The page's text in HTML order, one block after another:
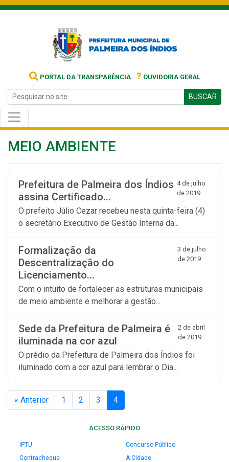
PORTAL DA TRANSPARÊNCIA ? OUVIDORIA GERAL
BUSCAR
MEIO AMBIENTE
Prefeitura de Palmeira dos Índios
assina Certificado...
4 de julho
de 2019
O prefeito Júlio Cezar recebeu nesta quinta-feira (4)
o secretário Executivo de Gestão Interna da...
Formalização da
Descentralização do
Licenciamento...
3 de julho
de 2019
Com o intuito de fortalecer as estruturas municipais
de meio ambiente e melhorar a gestão...
Sede da Prefeitura de Palmeira é
iluminada na cor azul
2 de abril
de 2019
O prédio da Prefeitura de Palmeira dos Índios foi
iluminado com a cor azul para lembrar o Dia...
« Anterior 1 2 3 4
ACESSO RÁPIDO
IPTU
Concurso Público
Contracheque
A Cidade